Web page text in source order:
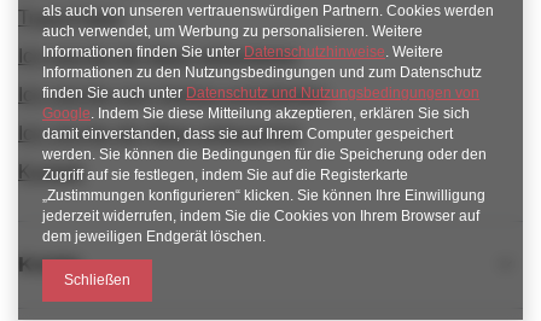
Track-Paket
Ich möchte die Ware reklamieren
Ich möchte vom Vertrag zurücktreten
Ich möchte die Ware umtauschen
Kontakt
Konto
als auch von unseren vertrauenswürdigen Partnern. Cookies werden
auch verwendet, um Werbung zu personalisieren. Weitere
Informationen finden Sie unter Datenschutzhinweise. Weitere
Informationen zu den Nutzungsbedingungen und zum Datenschutz
finden Sie auch unter Datenschutz und Nutzungsbedingungen von
Google. Indem Sie diese Mitteilung akzeptieren, erklären Sie sich
damit einverstanden, dass sie auf Ihrem Computer gespeichert
werden. Sie können die Bedingungen für die Speicherung oder den
Zugriff auf sie festlegen, indem Sie auf die Registerkarte
„Zustimmungen konfigurieren“ klicken. Sie können Ihre Einwilligung
jederzeit widerrufen, indem Sie die Cookies von Ihrem Browser auf
dem jeweiligen Endgerät löschen.
Schließen